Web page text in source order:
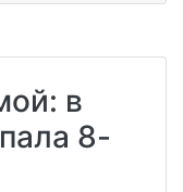
в
8-